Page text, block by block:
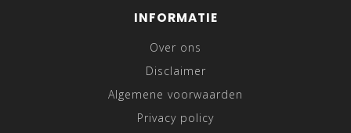
INFORMATIE
Over ons
Disclaimer
Algemene voorwaarden
Privacy policy